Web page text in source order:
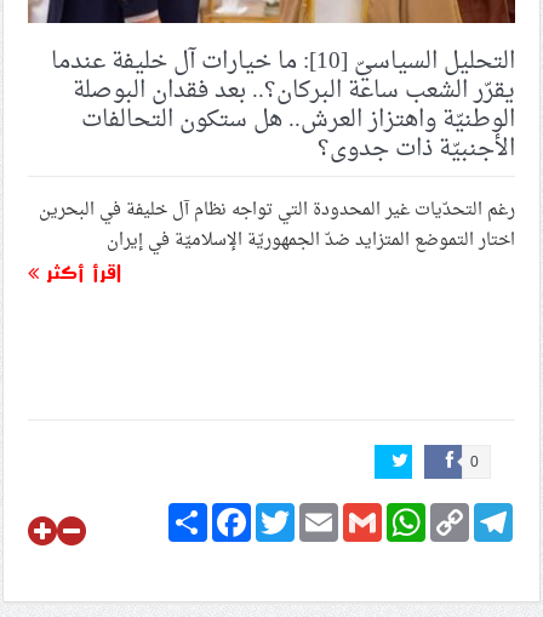
التحليل السياسيّ [10]: ما خيارات آل خليفة عندما
يقرّر الشعب ساعة البركان؟.. بعد فقدان البوصلة
الوطنيّة واهتزاز العرش.. هل ستكون التحالفات
الأجنبيّة ذات جدوى؟
رغم التحدّيات غير المحدودة التي تواجه نظام آل خليفة في البحرين
اختار التموضع المتزايد ضدّ الجمهوريّة الإسلاميّة في إيران
اقرأ أكثر
0
ShareFacebookTwitterEmailGmail
WhatsApp Copy
Link
Telegram